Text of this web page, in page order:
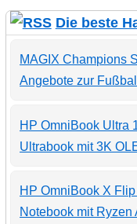
Die beste
MAGIX Champions
Angebote zur
HP OmniBook Ultra
Ultrabook mit 3K
HP OmniBook X
Notebook mit Ryzen